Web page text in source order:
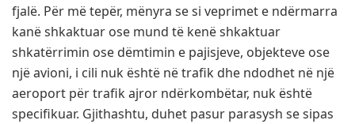
fjalë. Për më tepër, mënyra se si veprimet e ndërmarra
kanë shkaktuar ose mund të kenë shkaktuar
shkatërrimin ose dëmtimin e pajisjeve, objekteve ose
një avioni, i cili nuk është në trafik dhe ndodhet në një
aeroport për trafik ajror ndërkombëtar, nuk është
specifikuar. Gjithashtu, duhet pasur parasysh se sipas